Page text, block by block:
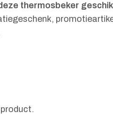
thermosbeker